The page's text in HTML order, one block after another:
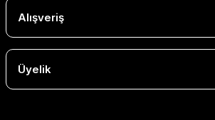
Alışveriş
Üyelik